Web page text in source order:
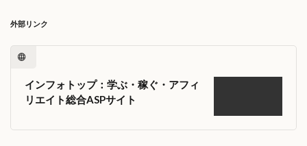
外部リンク
インフォトップ：学ぶ・稼ぐ・アフィ
リエイト総合ASPサイト